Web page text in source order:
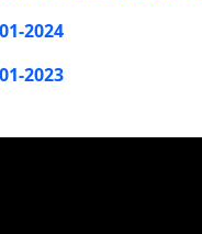
2024
2023